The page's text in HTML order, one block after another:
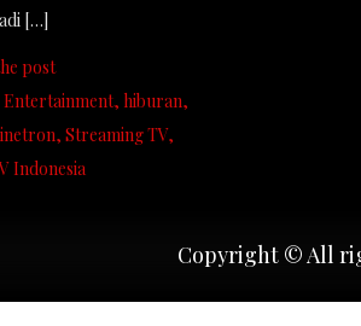
[…]
post
Entertainment hiburan
Streaming TV
Indonesia
Copyright © All